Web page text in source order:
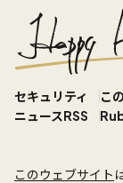
セキュリティ こ
ニュースRSS
このウェブサイト